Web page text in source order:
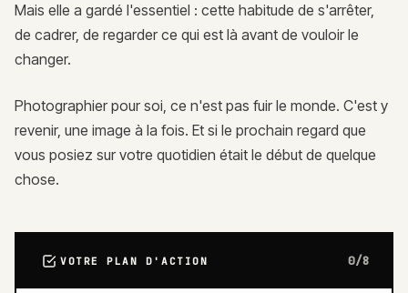
Mais elle a gardé l'essentiel : cette habitude de s'arrêter,
de cadrer, de regarder ce qui est là avant de vouloir le
changer.
Photographier pour soi, ce n'est pas fuir le monde. C'est y
revenir, une image à la fois. Et si le prochain regard que
vous posiez sur votre quotidien était le début de quelque
chose.
VOTRE PLAN D'ACTION 0/8